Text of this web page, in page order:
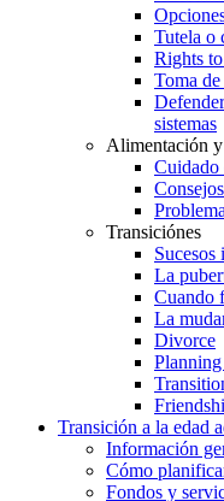
Tutela o
Rights
Toma
sistemas
Alimentación
Cuidado
Transiciónes
Sucesos
La
Cuando
La
Divorce
Transición a la edad
Información
Cómo
Fondos y